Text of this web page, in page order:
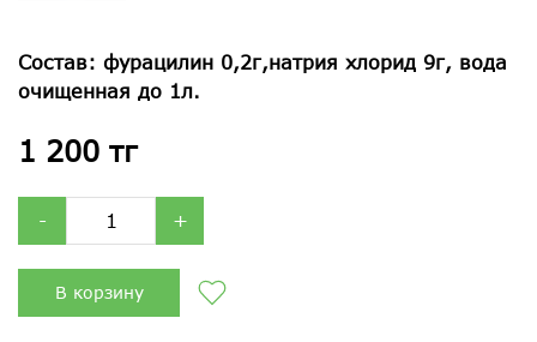
Состав: фурацилин 0,2г,натрия хлорид 9г, вода
очищенная до 1л.
1 200 тг
- +
В корзину